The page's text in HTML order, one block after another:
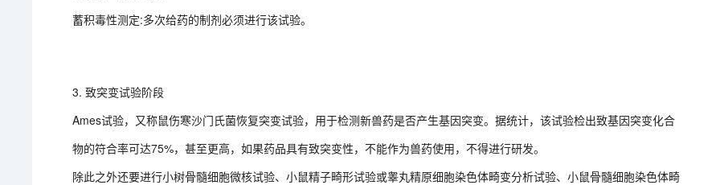
蓄积毒性测定:多次给药的制剂必须进行该试验。
3. 致突变试验阶段
Ames试验，又称鼠伤寒沙门氏菌恢复突变试验，用于检测新兽药是否产生基因突变。据统计，该试验检出致基因突变化合
物的符合率可达75%，甚至更高，如果药品具有致突变性，不能作为兽药使用，不得进行研发。
除此之外还要进行小树骨髓细胞微核试验、小鼠精子畸形试验或睾丸精原细胞染色体畸变分析试验、小鼠骨髓细胞染色体畸